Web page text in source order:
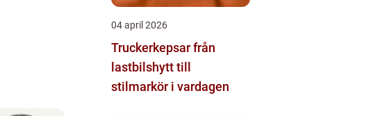
04 april 2026
Truckerkepsar från
lastbilshytt till
stilmarkör i vardagen